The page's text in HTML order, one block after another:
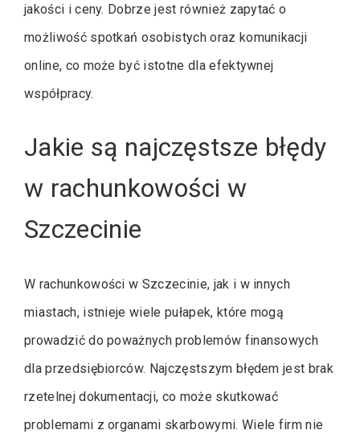
jakości i ceny. Dobrze jest również zapytać o
możliwość spotkań osobistych oraz komunikacji
online, co może być istotne dla efektywnej
współpracy.
Jakie są najczęstsze błędy
w rachunkowości w
Szczecinie
W rachunkowości w Szczecinie, jak i w innych
miastach, istnieje wiele pułapek, które mogą
prowadzić do poważnych problemów finansowych
dla przedsiębiorców. Najczęstszym błędem jest brak
rzetelnej dokumentacji, co może skutkować
problemami z organami skarbowymi. Wiele firm nie